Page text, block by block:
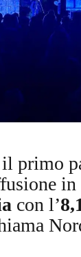
primo
con l’